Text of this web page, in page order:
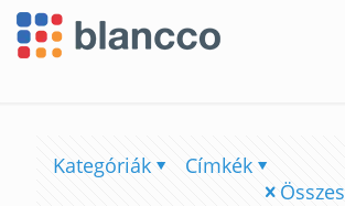
Kategóriák
Címkék